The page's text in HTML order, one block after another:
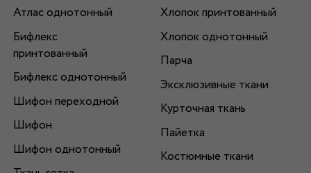
Атлас однотонный
Бифлекс
принтованный
Бифлекс однотонный
Шифон переходной
Шифон
Шифон однотонный
Хлопок принтованный
Хлопок однотонный
Парча
Эксклюзивные ткани
Курточная ткань
Пайетка
Костюмные ткани